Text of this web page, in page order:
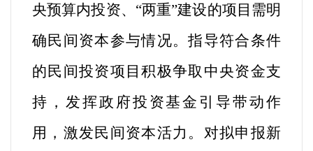
央预算内投资、“两重”建设的项目需明
确民间资本参与情况。指导符合条件
的民间投资项目积极争取中央资金支
持，发挥政府投资基金引导带动作
用，激发民间资本活力。对拟申报新